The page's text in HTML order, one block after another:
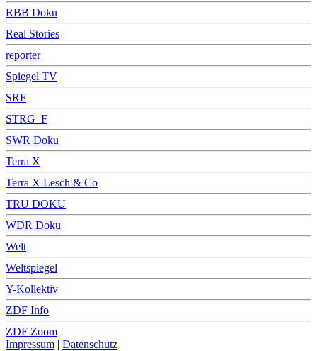
RBB Doku
Real Stories
reporter
Spiegel TV
SRF
STRG_F
SWR Doku
Terra X
Terra X Lesch & Co
TRU DOKU
WDR Doku
Welt
Weltspiegel
Y-Kollektiv
ZDF Info
ZDF Zoom
Impressum | Datenschutz